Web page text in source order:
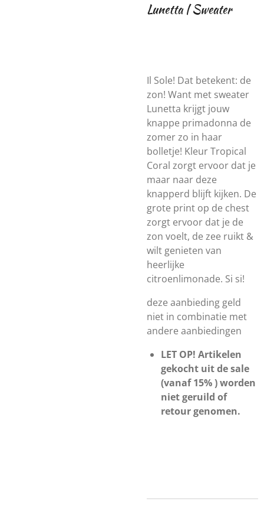
Lunetta | Sweater
Il Sole! Dat betekent: de
zon! Want met sweater
Lunetta krijgt jouw
knappe primadonna de
zomer zo in haar
bolletje! Kleur Tropical
Coral zorgt ervoor dat je
maar naar deze
knapperd blijft kijken. De
grote print op de chest
zorgt ervoor dat je de
zon voelt, de zee ruikt &
wilt genieten van
heerlijke
citroenlimonade. Si si!
deze aanbieding geld
niet in combinatie met
andere aanbiedingen
LET OP! Artikelen
gekocht uit de sale
(vanaf 15% ) worden
niet geruild of
retour genomen.